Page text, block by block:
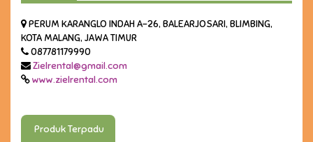
PERUM KARANGLO INDAH A-26, BALEARJOSARI, BLIMBING,
KOTA MALANG, JAWA TIMUR
087781179990
Zielrental@gmail.com
www.zielrental.com
Produk Terpadu